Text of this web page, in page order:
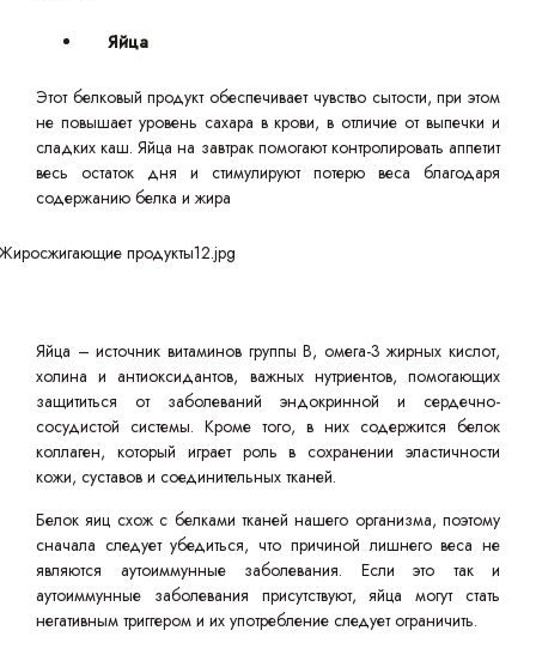
Яйца
Этот белковый продукт обеспечивает чувство сытости, при этом
не повышает уровень сахара в крови, в отличие от выпечки и
сладких каш. Яйца на завтрак помогают контролировать аппетит
весь остаток дня и стимулируют потерю веса благодаря
содержанию белка и жира
Яйца – источник витаминов группы В, омега-3 жирных кислот,
холина и антиоксидантов, важных нутриентов, помогающих
защититься от заболеваний эндокринной и сердечно-
сосудистой системы. Кроме того, в них содержится белок
коллаген, который играет роль в сохранении эластичности
кожи, суставов и соединительных тканей.
Белок яиц схож с белками тканей нашего организма, поэтому
сначала следует убедиться, что причиной лишнего веса не
являются аутоиммунные заболевания. Если это так и
аутоиммунные заболевания присутствуют, яйца могут стать
негативным триггером и их употребление следует ограничить.